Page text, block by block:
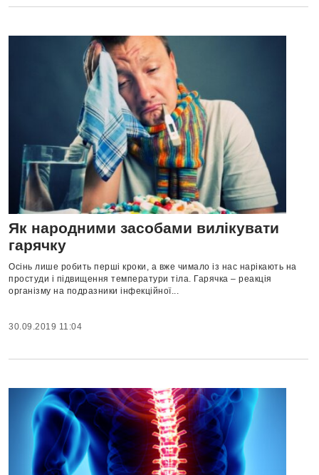
Як народними засобами вилікувати
гарячку
Осінь лише робить перші кроки, а вже чимало із нас нарікають на
простуди і підвищення температури тіла. Гарячка – реакція
організму на подразники інфекційної...
30.09.2019 11:04